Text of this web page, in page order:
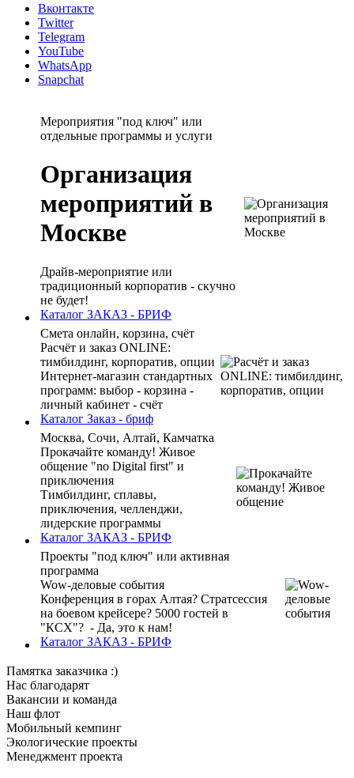
Вконтакте
Twitter
Telegram
YouTube
WhatsApp
Snapchat
Мероприятия "под ключ" или
отдельные программы и услуги
Организация
мероприятий в
Москве
Драйв-мероприятие или
традиционный корпоратив - скучно
не будет!
Каталог ЗАКАЗ - БРИФ
Смета онлайн, корзина, счёт
Расчёт и заказ ONLINE:
тимбилдинг, корпоратив, опции
Интернет-магазин стандартных
программ: выбор - корзина -
личный кабинет - счёт
Каталог Заказ - бриф
Москва, Сочи, Алтай, Камчатка
Прокачайте команду! Живое
общение "no Digital first" и
приключения
Тимбилдинг, сплавы,
приключения, челленджи,
лидерские программы
Каталог ЗАКАЗ - БРИФ
Проекты "под ключ" или активная
программа
Wow-деловые события
Конференция в горах Алтая? Стратсессия
на боевом крейсере? 5000 гостей в
"КСХ"? - Да, это к нам!
Каталог ЗАКАЗ - БРИФ
Памятка заказчика :)
Нас благодарят
Вакансии и команда
Наш флот
Мобильный кемпинг
Экологические проекты
Менеджмент проекта